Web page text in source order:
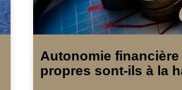
Autonomie
propres sont-ils à la